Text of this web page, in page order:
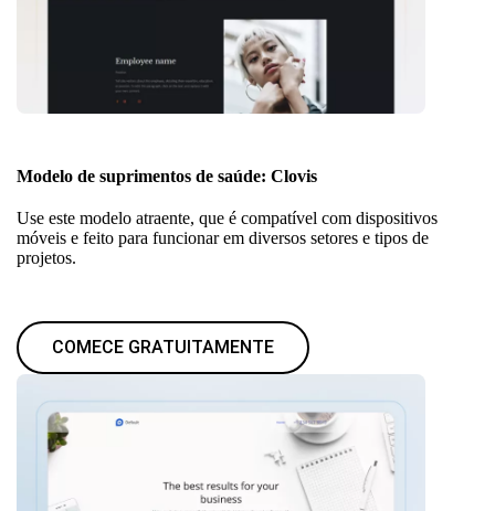
Modelo de suprimentos de saúde: Clovis
Use este modelo atraente, que é compatível com dispositivos
móveis e feito para funcionar em diversos setores e tipos de
projetos.
COMECE GRATUITAMENTE